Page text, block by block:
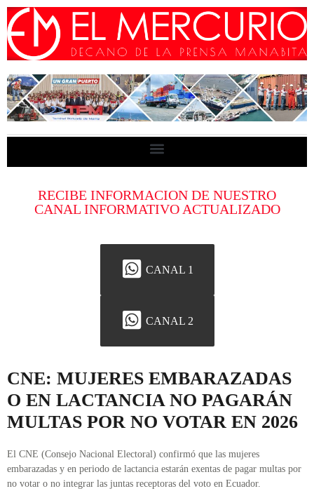
RECIBE INFORMACION DE NUESTRO
CANAL INFORMATIVO ACTUALIZADO
CANAL 1
CANAL 2
CNE: MUJERES EMBARAZADAS
O EN LACTANCIA NO PAGARÁN
MULTAS POR NO VOTAR EN 2026
El CNE (Consejo Nacional Electoral) confirmó que las mujeres
embarazadas y en periodo de lactancia estarán exentas de pagar multas por
no votar o no integrar las juntas receptoras del voto en Ecuador.